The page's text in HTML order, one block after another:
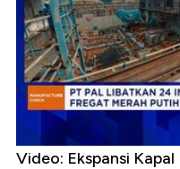
Video: Ekspansi